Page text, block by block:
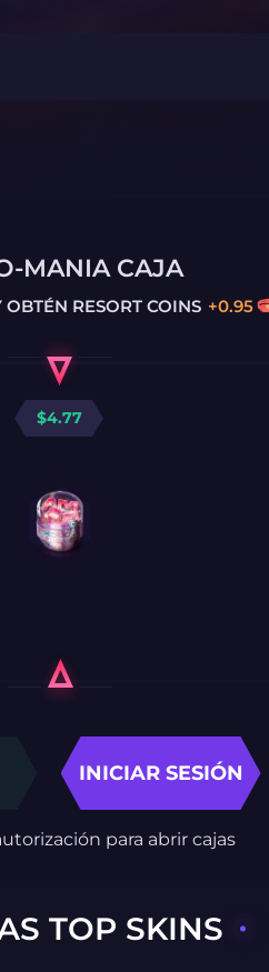
MANIA CAJA
OBTÉN RESORT COINS +0.95
$4.77
INICIAR SESIÓN
para abrir cajas
TOP SKINS